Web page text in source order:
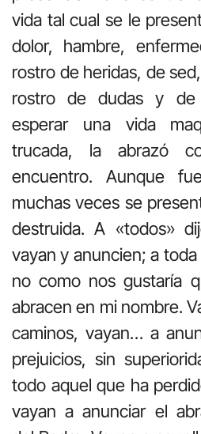
vida tal cual se le
dolor, hambre,
rostro de heridas, de
rostro de dudas y de
esperar una vida
trucada, la abrazó
encuentro. Aunque
muchas veces se
destruida. A «todos»
vayan y anuncien; a
no como nos gustaría
abracen en mi nombre.
caminos, vayan… a
prejuicios, sin
todo aquel que ha
vayan a anunciar el